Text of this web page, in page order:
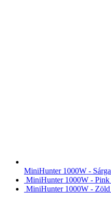
MiniHunter 1000W - Sárga
MiniHunter 1000W - Pink
MiniHunter 1000W - Zöld